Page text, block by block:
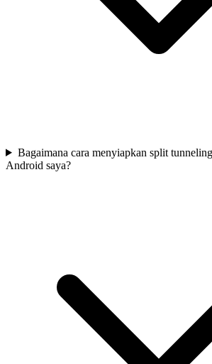
Bagaimana cara menyiapkan split
Android saya?